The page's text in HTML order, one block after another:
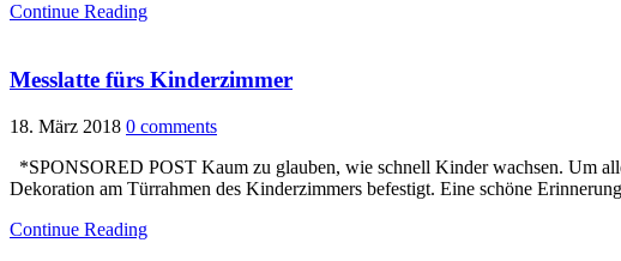
Continue Reading
Messlatte fürs Kinderzimmer
18. März 2018 0 comments
*SPONSORED POST Kaum zu glauben, wie schnell Kinder wachsen. Um
Dekoration am Türrahmen des Kinderzimmers befestigt. Eine schöne
Continue Reading